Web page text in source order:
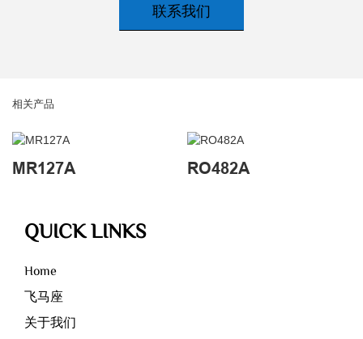
联系我们
相关产品
MR127A RO482A
QUICK LINKS
Home
飞马座
关于我们